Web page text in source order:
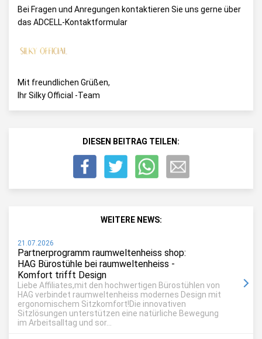
Bei Fragen und Anregungen kontaktieren Sie uns gerne über
das ADCELL-Kontaktformular
Mit freundlichen Grüßen,
Ihr Silky Official -Team
DIESEN BEITRAG TEILEN:
WEITERE NEWS:
21.07.2026
Partnerprogramm raumweltenheiss shop:
HAG Bürostühle bei raumweltenheiss -
Komfort trifft Design
Liebe Affiliates,mit den hochwertigen Bürostühlen von
HAG verbindet raumweltenheiss modernes Design mit
ergonomischem Sitzkomfort!Die innovativen
Sitzlösungen unterstützen eine natürliche Bewegung
im Arbeitsalltag und sor...